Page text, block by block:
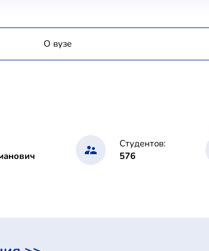
О вузе
Студентов:
576